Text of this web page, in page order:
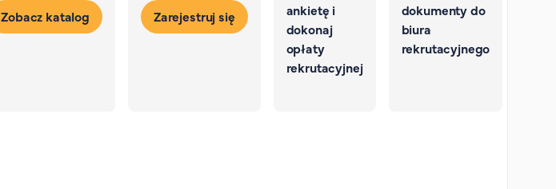
Zobacz katalog
Zarejestruj się
ankietę i
dokonaj
opłaty
rekrutacyjnej
dokumenty do
biura
rekrutacyjnego